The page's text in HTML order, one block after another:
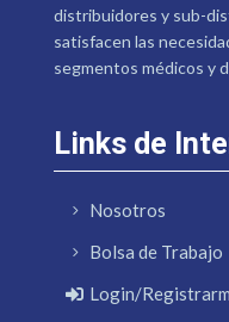
distribuidores y sub-
satisfacen las
segmentos médicos y
Links de
Nosotros
Bolsa de Trabajo
Login/